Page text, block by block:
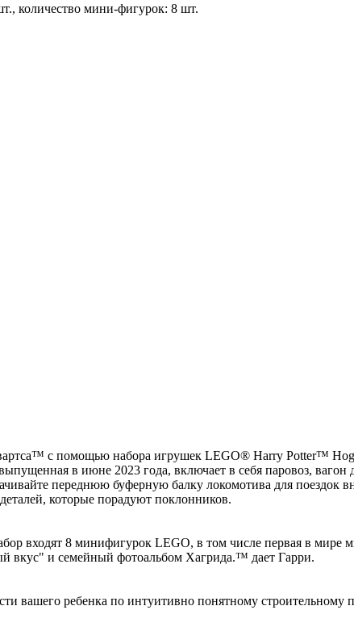
количество мини-фигурок: 8 шт.
с помощью набора игрушек LEGO® Harry Potter™
в июне 2023 года, включает в себя паровоз,
переднюю буферную балку локомотива для поездок
которые порадуют поклонников.
входят 8 минифигурок LEGO, в том числе первая в
вкус" и семейный фотоальбом Хагрида.™ дает Гарри.
вашего ребенка по интуитивно понятному строительному